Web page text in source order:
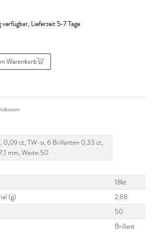
Lieferzeit 5-7 Tage
Warenkorb
0,09 ct, TW-si, 6 Brillanten 0,33 ct,
mm, Weite:50
18kt
(g)
2.88
50
Brillant